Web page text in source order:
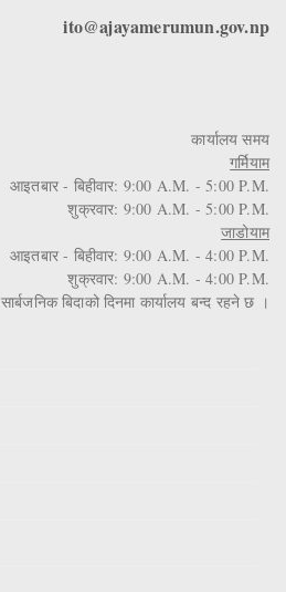
ito@ajayamerumun.gov.np
कार्यालय समय
गर्मियाम
आइतबार - बिहीवार: 9:00 A.M. - 5:00 P.M.
शुक्रवार: 9:00 A.M. - 5:00 P.M.
जाडोयाम
आइतबार - बिहीवार: 9:00 A.M. - 4:00 P.M.
शुक्रवार: 9:00 A.M. - 4:00 P.M.
सार्बजनिक बिदाको दिनमा कार्यालय बन्द रहने छ ।